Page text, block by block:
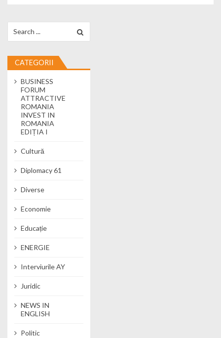
CATEGORII
BUSINESS
FORUM
ATTRACTIVE
ROMANIA
INVEST IN
ROMANIA
EDIȚIA I
Cultură
Diplomacy 61
Diverse
Economie
Educație
ENERGIE
Interviurile AY
Juridic
NEWS IN
ENGLISH
Politic